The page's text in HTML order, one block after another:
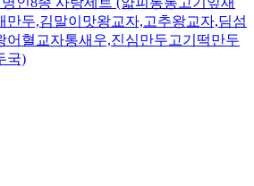
인8종 사랑세트 (얇피통통고기잎새
만두,김말이맛왕교자,고추왕교자,딤섬
어혈교자통새우,진심만두고기떡만두
국)